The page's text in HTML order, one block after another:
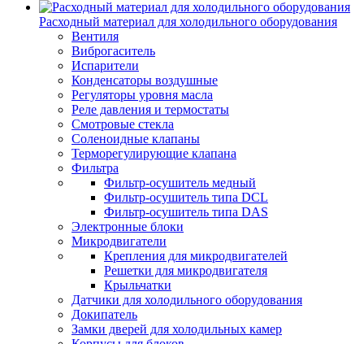
Расходный материал для холодильного оборудования
Вентиля
Виброгаситель
Испарители
Конденсаторы воздушные
Регуляторы уровня масла
Реле давления и термостаты
Смотровые стекла
Соленоидные клапаны
Терморегулирующие клапана
Фильтра
Фильтр-осушитель медный
Фильтр-осушитель типа DCL
Фильтр-осушитель типа DAS
Электронные блоки
Микродвигатели
Крепления для микродвигателей
Решетки для микродвигателя
Крыльчатки
Датчики для холодильного оборудования
Докипатель
Замки дверей для холодильных камер